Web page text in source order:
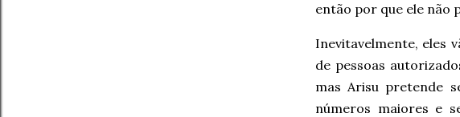
então por que ele não
Inevitavelmente, eles
de pessoas
mas Arisu pretende
números maiores e